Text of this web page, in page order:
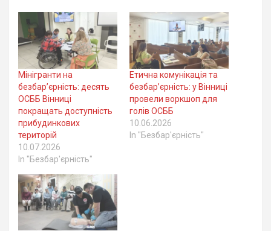
Мінігранти на
безбар’єрність: десять
ОСББ Вінниці
покращать доступність
прибудинкових
територій
10.07.2026
In "Безбар'єрність"
Етична комунікація та
безбар’єрність: у Вінниці
провели воркшоп для
голів ОСББ
10.06.2026
In "Безбар'єрність"